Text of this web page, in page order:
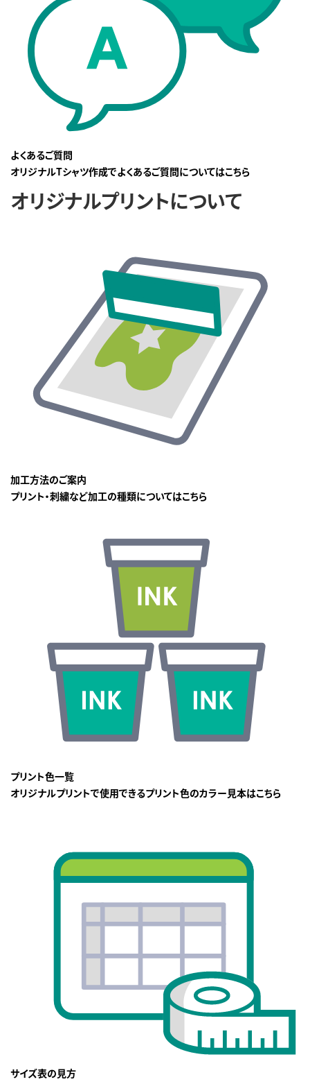
よくあるご質問
オリジナルTシャツ作成でよくあるご質問についてはこちら
オリジナルプリントについて
加工方法のご案内
プリント・刺繍など加工の種類についてはこちら
プリント色一覧
オリジナルプリントで使用できるプリント色のカラー見本はこちら
サイズ表の見方